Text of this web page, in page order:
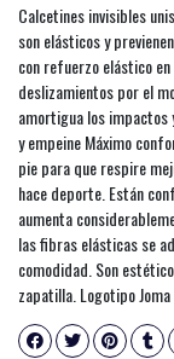
Calcetines invisibles
son elásticos y
con refuerzo elástico
deslizamientos por el
amortigua los impactos
y empeine Máximo
pie para que respire
hace deporte. Están
aumenta
las fibras elásticas se
comodidad. Son
zapatilla. Logotipo